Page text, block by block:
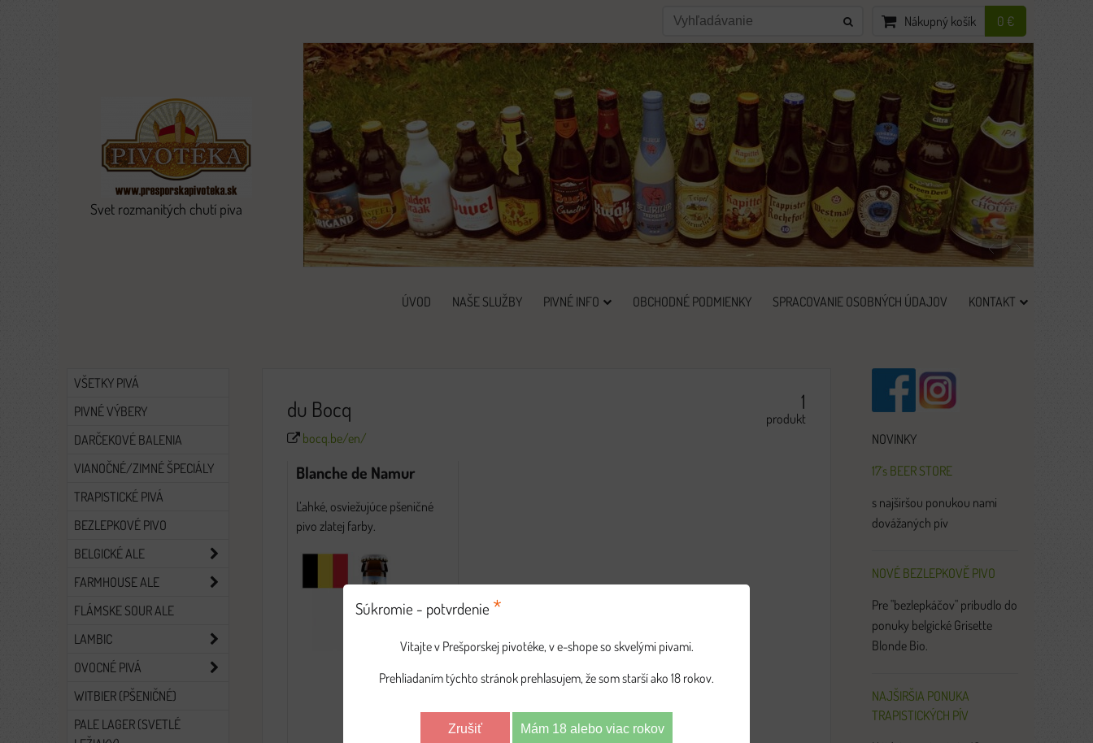
Nákupný košík 0 €
Svet rozmanitých chutí piva
ÚVOD NAŠE SLUŽBY PIVNÉ INFO OBCHODNÉ PODMIENKY SPRACOVANIE OSOBNÝCH ÚDAJOV KONTAKT
du Bocq
bocq.be/en/
1
produkt
Blanche de Namur
Ľahké, osviežujúce pšeničné
pivo zlatej farby.
VŠETKY PIVÁ
PIVNÉ VÝBERY
DARČEKOVÉ BALENIA
VIANOČNÉ/ZIMNÉ ŠPECIÁLY
TRAPISTICKÉ PIVÁ
BEZLEPKOVÉ PIVO
BELGICKÉ ALE
FARMHOUSE ALE
FLÁMSKE SOUR ALE
LAMBIC
OVOCNÉ PIVÁ
WITBIER (PŠENIČNÉ)
PALE LAGER (SVETLÉ
NOVINKY
17´s BEER STORE
s najširšou ponukou nami
dovážaných pív
NOVÉ BEZLEPKOVĚ PIVO
Pre "bezlepkáčov" pribudlo do
ponuky belgické Grisette
Blonde Bio.
NAJŠIRŠIA PONUKA
TRAPISTICKÝCH PÍV
Súkromie - potvrdenie *
Vitajte v Prešporskej pivotéke, v e-shope so skvelými pivami.
Prehliadaním týchto stránok prehlasujem, že som starší ako 18 rokov.
Zrušiť Mám 18 alebo viac rokov